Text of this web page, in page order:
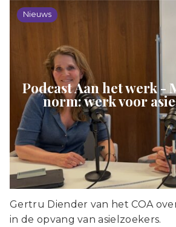
Nieuws
Podcast Aan het werk -
norm: werk voor
Gertru Diender van het COA
in de opvang van asielzoekers.